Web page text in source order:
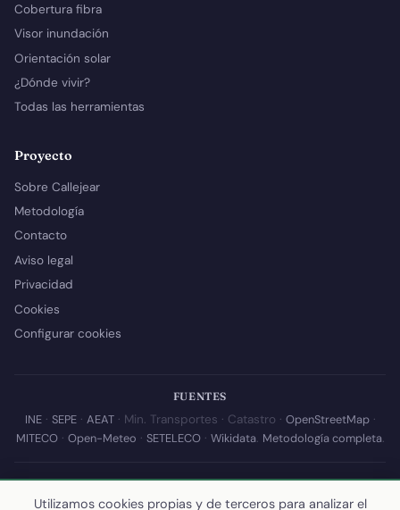
Cobertura fibra
Visor inundación
Orientación solar
¿Dónde vivir?
Todas las herramientas
Proyecto
Sobre Callejear
Metodología
Contacto
Aviso legal
Privacidad
Cookies
Configurar cookies
FUENTES
INE· SEPE· AEAT· Min. Transportes · Catastro · OpenStreetMap·
MITECO· Open-Meteo · SETELECO· Wikidata. Metodología completa.
© 2026 Callejear.com — Directorio municipal de España con datos
abiertos. Desarrollado y mantenido porYoel Castaño.
Utilizamos cookies propias y de terceros para analizar el